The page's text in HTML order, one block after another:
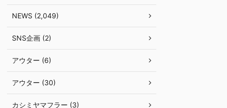
NEWS (2,049)
SNS企画 (2)
アウター (6)
アウター (30)
カシミヤマフラー (3)